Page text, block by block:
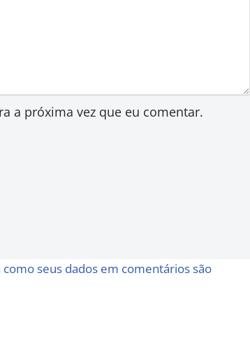
a próxima vez que eu comentar.
como seus dados em comentários são